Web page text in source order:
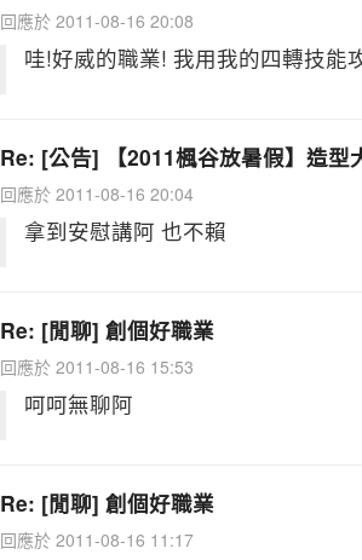
回應於 2011-08-16 20:08
哇!好威的職業! 我用我的四轉技能
Re: [公告] 【2011楓谷放暑假】造型
回應於 2011-08-16 20:04
拿到安慰講阿 也不賴
Re: [閒聊] 創個好職業
回應於 2011-08-16 15:53
呵呵無聊阿
Re: [閒聊] 創個好職業
回應於 2011-08-16 11:17